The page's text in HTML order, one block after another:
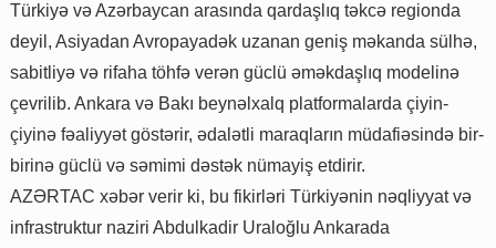
Türkiyə və Azərbaycan arasında qardaşlıq təkcə regionda
deyil, Asiyadan Avropayadək uzanan geniş məkanda sülhə,
sabitliyə və rifaha töhfə verən güclü əməkdaşlıq modelinə
çevrilib. Ankara və Bakı beynəlxalq platformalarda çiyin-
çiyinə fəaliyyət göstərir, ədalətli maraqların müdafiəsində bir-
birinə güclü və səmimi dəstək nümayiş etdirir.
AZƏRTAC xəbər verir ki, bu fikirləri Türkiyənin nəqliyyat və
infrastruktur naziri Abdulkadir Uraloğlu Ankarada